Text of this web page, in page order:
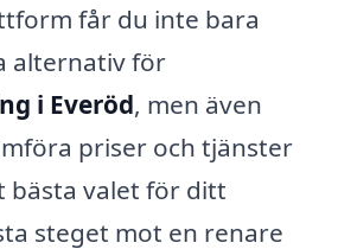
får du inte bara
alternativ för
i Everöd, men även
priser och tjänster
bästa valet för ditt
steget mot en renare